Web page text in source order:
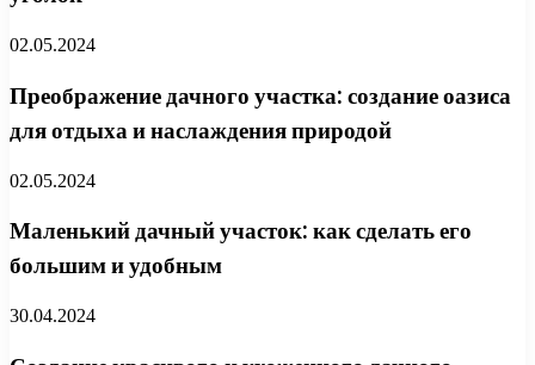
02.05.2024
Преображение дачного участка: создание оазиса
для отдыха и наслаждения природой
02.05.2024
Маленький дачный участок: как сделать его
большим и удобным
30.04.2024